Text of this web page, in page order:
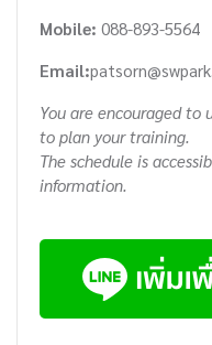
Mobile: 088-893-5564
Email:
You are encouraged to
to plan your training.
The schedule is
information.